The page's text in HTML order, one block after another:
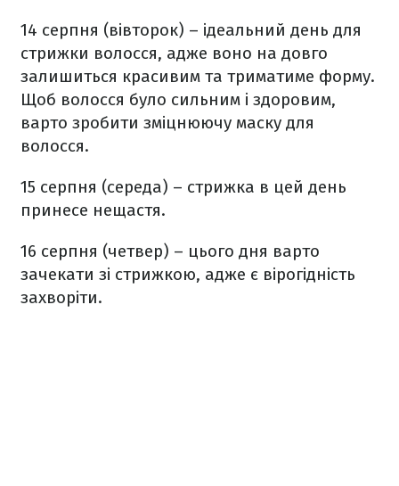
14 серпня (вівторок) – ідеальний день для
стрижки волосся, адже воно на довго
залишиться красивим та триматиме форму.
Щоб волосся було сильним і здоровим,
варто зробити зміцнюючу маску для
волосся.
15 серпня (середа) – стрижка в цей день
принесе нещастя.
16 серпня (четвер) – цього дня варто
зачекати зі стрижкою, адже є вірогідність
захворіти.